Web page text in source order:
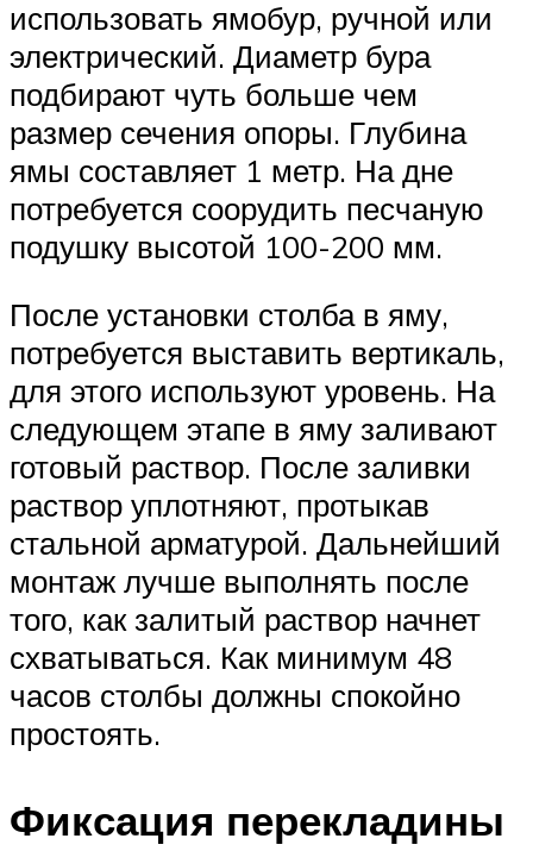
использовать ямобур, ручной или
электрический. Диаметр бура
подбирают чуть больше чем
размер сечения опоры. Глубина
ямы составляет 1 метр. На дне
потребуется соорудить песчаную
подушку высотой 100-200 мм.
После установки столба в яму,
потребуется выставить вертикаль,
для этого используют уровень. На
следующем этапе в яму заливают
готовый раствор. После заливки
раствор уплотняют, протыкав
стальной арматурой. Дальнейший
монтаж лучше выполнять после
того, как залитый раствор начнет
схватываться. Как минимум 48
часов столбы должны спокойно
простоять.
Фиксация перекладины